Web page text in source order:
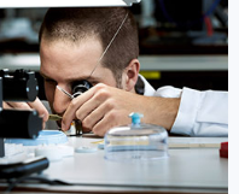
是理查德米勒售后服务中心
(理查德米勒保养中心)
的高级技师之一
Shanghai RichardMille Maintain
center
 上海理查德米勒维修